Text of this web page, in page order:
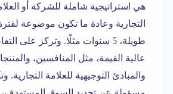
هي استراتيجية شاملة للشركة أو
التجارية وعادة ما تكون موضوعة
طويلة، 5 سنوات مثلًا. وتركز على
عالية القيمة، مثل المنافسين،
والمبادئ التوجيهية للعلامة التجارية.